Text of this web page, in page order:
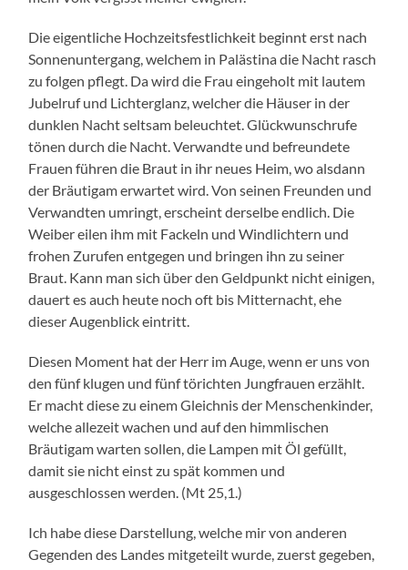
Die eigentliche Hochzeitsfestlichkeit beginnt erst nach
Sonnenuntergang, welchem in Palästina die Nacht rasch
zu folgen pflegt. Da wird die Frau eingeholt mit lautem
Jubelruf und Lichterglanz, welcher die Häuser in der
dunklen Nacht seltsam beleuchtet. Glückwunschrufe
tönen durch die Nacht. Verwandte und befreundete
Frauen führen die Braut in ihr neues Heim, wo alsdann
der Bräutigam erwartet wird. Von seinen Freunden und
Verwandten umringt, erscheint derselbe endlich. Die
Weiber eilen ihm mit Fackeln und Windlichtern und
frohen Zurufen entgegen und bringen ihn zu seiner
Braut. Kann man sich über den Geldpunkt nicht einigen,
dauert es auch heute noch oft bis Mitternacht, ehe
dieser Augenblick eintritt.
Diesen Moment hat der Herr im Auge, wenn er uns von
den fünf klugen und fünf törichten Jungfrauen erzählt.
Er macht diese zu einem Gleichnis der Menschenkinder,
welche allezeit wachen und auf den himmlischen
Bräutigam warten sollen, die Lampen mit Öl gefüllt,
damit sie nicht einst zu spät kommen und
ausgeschlossen werden. (Mt 25,1.)
Ich habe diese Darstellung, welche mir von anderen
Gegenden des Landes mitgeteilt wurde, zuerst gegeben,